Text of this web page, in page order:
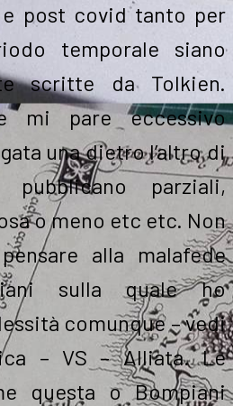
post covid tanto per
temporale siano
scritte da Tolkien.
mi pare eccessivo
una dietro l’altro di
parziali,
o meno etc etc. Non
alla malafede
sulla quale ho
comunque – vedi
– VS – Alliata. Le
questa o Bompiani